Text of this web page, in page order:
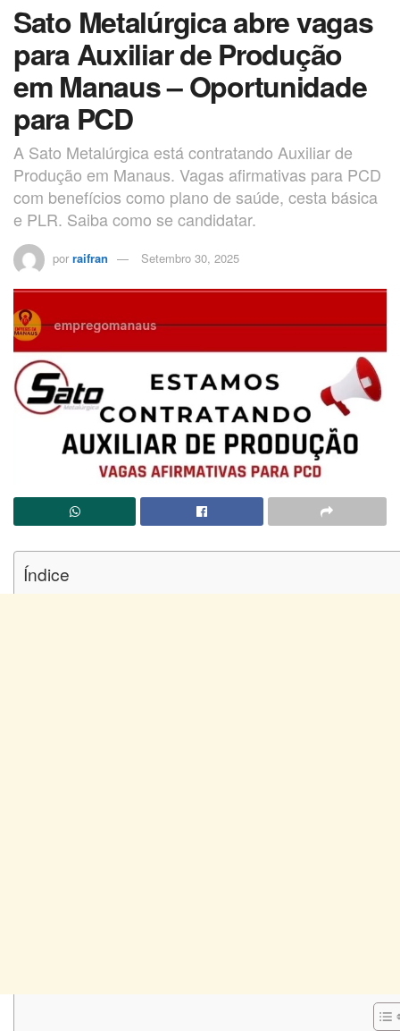
Sato Metalúrgica abre vagas
para Auxiliar de Produção
em Manaus – Oportunidade
para PCD
A Sato Metalúrgica está contratando Auxiliar de
Produção em Manaus. Vagas afirmativas para PCD
com benefícios como plano de saúde, cesta básica
e PLR. Saiba como se candidatar.
por raifran Setembro 30, 2025
Índice